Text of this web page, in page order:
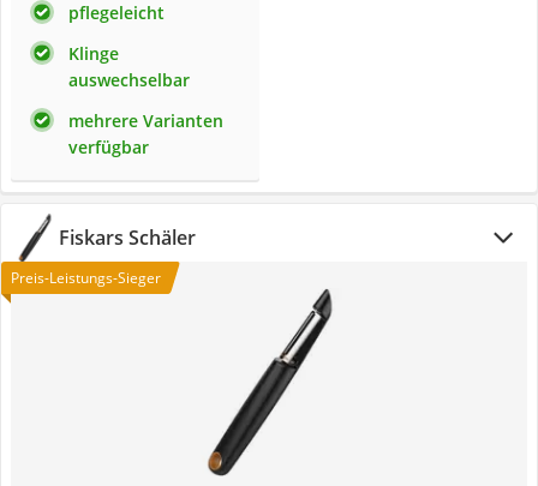
pflegeleicht
Klinge
auswechselbar
mehrere Varianten
verfügbar
Fiskars Schäler
Preis-Leistungs-Sieger